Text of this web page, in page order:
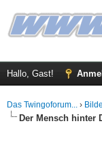
Hallo, Gast!
Das Twingoforum... ›
Der Mensch hinter